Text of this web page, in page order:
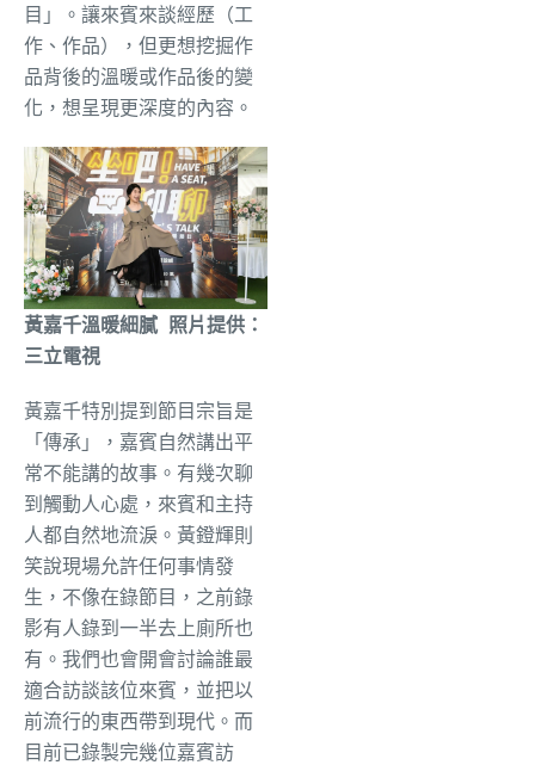
目」。讓來賓來談經歷（工
作、作品），但更想挖掘作
品背後的溫暖或作品後的變
化，想呈現更深度的內容。
黃嘉千溫暖細膩 照片提供：
三立電視
黃嘉千特別提到節目宗旨是
「傳承」，嘉賓自然講出平
常不能講的故事。有幾次聊
到觸動人心處，來賓和主持
人都自然地流淚。黃鐙輝則
笑說現場允許任何事情發
生，不像在錄節目，之前錄
影有人錄到一半去上廁所也
有。我們也會開會討論誰最
適合訪談該位來賓，並把以
前流行的東西帶到現代。而
目前已錄製完幾位嘉賓訪